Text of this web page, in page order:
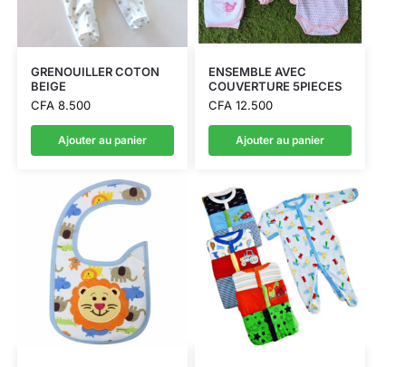
GRENOUILLER COTON
BEIGE
CFA8.500
Ajouter au panier
ENSEMBLE AVEC
COUVERTURE 5PIECES
CFA12.500
Ajouter au panier